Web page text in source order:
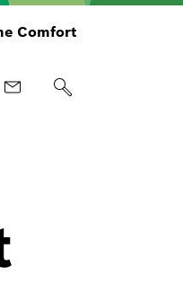
Comfort